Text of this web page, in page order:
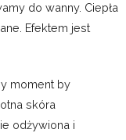
do wanny. Ciepła
Efektem jest
moment by
skóra
odżywiona i